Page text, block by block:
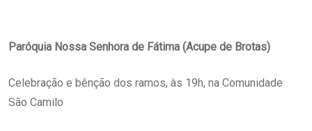
Paróquia Nossa Senhora de Fátima (Acupe de Brotas)
Celebração e bênção dos ramos, às 19h, na Comunidade
São Camilo